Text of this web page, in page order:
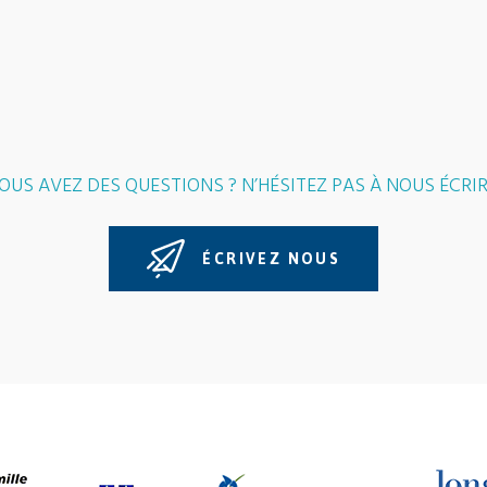
AVEZ DES QUESTIONS ? N’HÉSITEZ PAS À NOUS
ÉCRIVEZ NOUS